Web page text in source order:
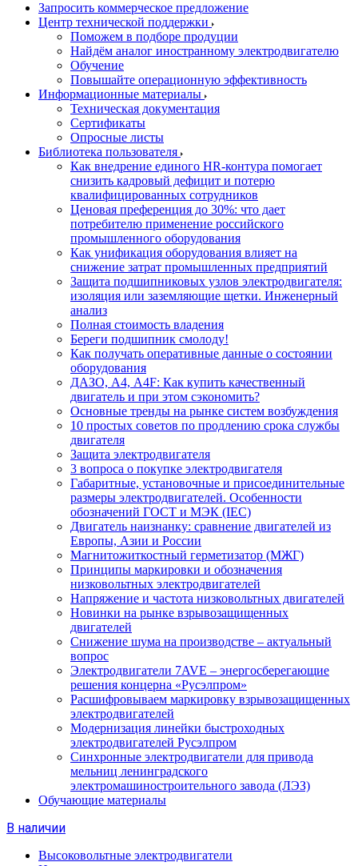
Запросить коммерческое предложение
Центр технической поддержки
Поможем в подборе продуции
Найдём аналог иностранному электродвигателю
Обучение
Повышайте операционную эффективность
Информационные материалы
Техническая документация
Сертификаты
Опросные листы
Библиотека пользователя
Как внедрение единого HR-контура помогает
снизить кадровый дефицит и потерю
квалифицированных сотрудников
Ценовая преференция до 30%: что дает
потребителю применение российского
промышленного оборудования
Как унификация оборудования влияет на
снижение затрат промышленных предприятий
Защита подшипниковых узлов электродвигателя:
изоляция или заземляющие щетки. Инженерный
анализ
Полная стоимость владения
Береги подшипник смолоду!
Как получать оперативные данные о состоянии
оборудования
ДАЗО, А4, А4F: Как купить качественный
двигатель и при этом сэкономить?
Основные тренды на рынке систем возбуждения
10 простых советов по продлению срока службы
двигателя
Защита электродвигателя
3 вопроса о покупке электродвигателя
Габаритные, установочные и присоединительные
размеры электродвигателей. Особенности
обозначений ГОСТ и МЭК (IEC)
Двигатель наизнанку: сравнение двигателей из
Европы, Азии и России
Магнитожиткостный герметизатор (МЖГ)
Принципы маркировки и обозначения
низковольтных электродвигателей
Напряжение и частота низковольтных двигателей
Новинки на рынке взрывозащищенных
двигателей
Снижение шума на производстве – актуальный
вопрос
Электродвигатели 7AVE – энергосберегающие
решения концерна «Русэлпром»
Расшифровываем маркировку взрывозащищенных
электродвигателей
Модернизация линейки быстроходных
электродвигателей Русэлпром
Синхронные электродвигатели для привода
мельниц ленинградского
электромашиностроительного завода (ЛЭЗ)
Обучающие материалы
В наличии
Высоковольтные электродвигатели